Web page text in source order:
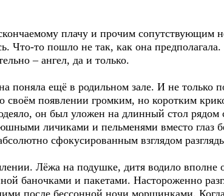
плачу и прочим сопутствующим
Что-то пошло не так, как она
– ангел, да и только.
поняла ещё в родильном зале. И не
появлении громким, но коротким
он был уложен на длинный стол
личиками и пельменями вместо глаз
сфокусированным взглядом
Лёжа на подушке, дитя водило вполне
баночками и пакетами. Настороженно
после бессонной ночи морщинками. Когда